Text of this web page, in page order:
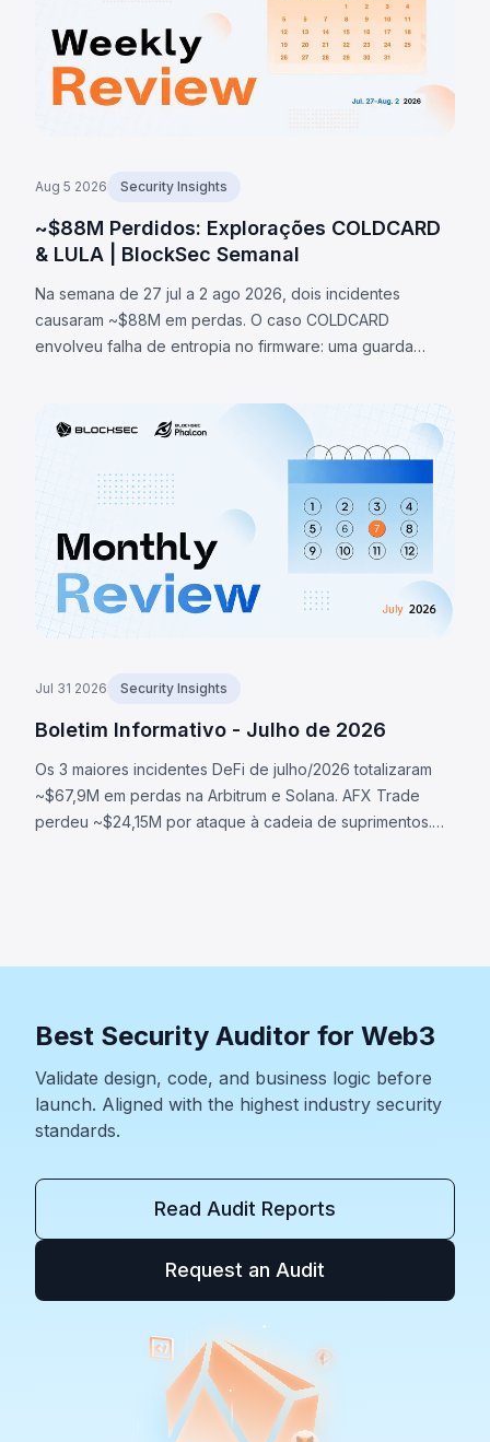
Aug 5 2026 Security Insights
~$88M Perdidos: Explorações COLDCARD
& LULA | BlockSec Semanal
Na semana de 27 jul a 2 ago 2026, dois incidentes
causaram ~$88M em perdas. O caso COLDCARD
envolveu falha de entropia no firmware: uma guarda
determinístico, permitindo recuperar seeds e roubar
~1.370 BTC (~$88M). O token LULA na BNB Chain perdeu
~$578K por falha lógica que permitia acionar `recycle()`,
drenando liquidez da PancakeSwap V2.
Jul 31 2026 Security Insights
Boletim Informativo - Julho de 2026
Os 3 maiores incidentes DeFi de julho/2026 totalizaram
~$67,9M em perdas na Arbitrum e Solana. AFX Trade
perdeu ~$24,15M por ataque à cadeia de suprimentos.
Best Security Auditor for Web3
Validate design, code, and business logic before
launch. Aligned with the highest industry security
standards.
Read Audit Reports
Request an Audit